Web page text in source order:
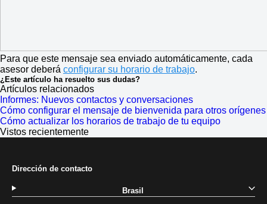
Para que este mensaje sea enviado automáticamente, cada
asesor deberá configurar su horario de trabajo.
¿Este artículo ha resuelto sus dudas?
Artículos relacionados
Informes: Nuevos contactos y conversaciones
Cómo configurar el mensaje de bienvenida para otros orígenes
Cómo actualizar los horarios de trabajo de tu equipo
Vistos recientemente
Dirección de contacto
Brasil